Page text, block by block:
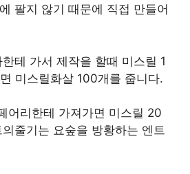
팔지 않기 때문에 직접 만들어
테 가서 제작을 할때 미스릴 1
미스릴화살 100개를 줍니다.
어리한테 가져가면 미스릴 20
줄기는 요숲을 방황하는 엔트